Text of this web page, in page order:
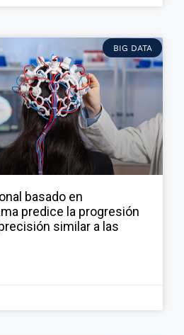
BIG DATA
basado en
predice la progresión
similar a las